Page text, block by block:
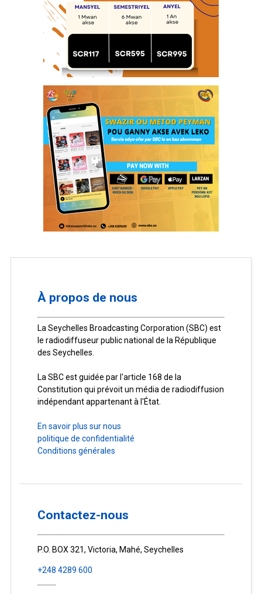
À propos de nous
La Seychelles Broadcasting Corporation (SBC) est
le radiodiffuseur public national de la République
des Seychelles.
La SBC est guidée par l'article 168 de la
Constitution qui prévoit un média de radiodiffusion
indépendant appartenant à l'État.
En savoir plus sur nous
politique de confidentialité
Conditions générales
Contactez-nous
P.O. BOX 321, Victoria, Mahé, Seychelles
+248 4289 600